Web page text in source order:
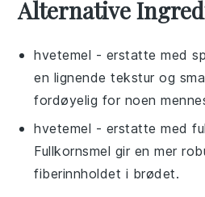
Alternative
hvetemel - erstatte med
en lignende tekstur og
fordøyelig for noen
hvetemel - erstatte med
Fullkornsmel gir en mer
fiberinnholdet i brødet.